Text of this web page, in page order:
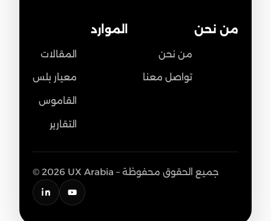
الموارد
المقالات
معيار بلس
القاموس
التقارير
من نحن
من نحن
تواصل معنا
© 2026 UX Arabia – جميع الحقوق محفوظة